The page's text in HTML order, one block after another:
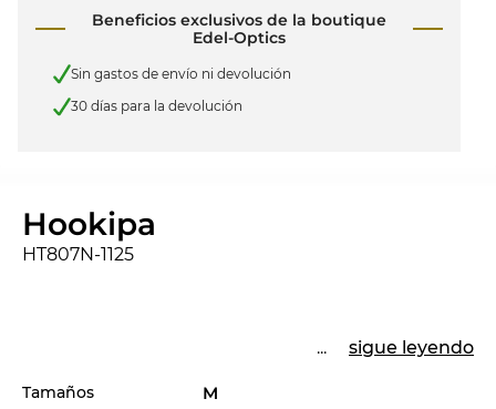
Beneficios exclusivos de la boutique
Edel-Optics
Sin gastos de envío ni devolución
30 días para la devolución
Hookipa
HT807N-1125
... sigue leyendo
Tamaños M